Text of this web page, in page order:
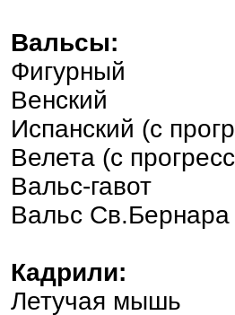
Вальсы:
Фигурный
Венский
Испанский (с
Велета (с
Вальс-гавот
Вальс Св.Бернара
Кадрили:
Летучая мышь